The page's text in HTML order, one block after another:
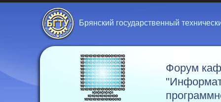
Брянский государственный
Форум